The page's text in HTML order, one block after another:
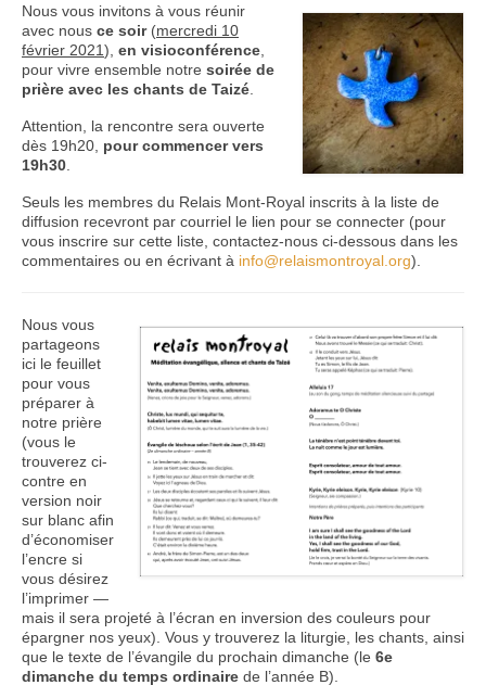
Nous contacter
Nous vous invitons à vous réunir
avec nous ce soir(mercredi 10
février 2021), en visioconférence
pour vivre ensemble notre soirée de
prière avec les chants de Taizé
Attention, la rencontre sera ouverte
dès 19h20, pour commencer vers
19h30
Seuls les membres du Relais Mont-Royal inscrits à la liste de
diffusion recevront par courriel le lien pour se connecter (pour
vous inscrire sur cette liste, contactez-nous ci-dessous dans les
commentaires ou en écrivant à info@relaismontroyal.org).
Nous vous
partageons
ici le feuillet
pour vous
préparer à
notre prière
(vous le
trouverez ci-
contre en
version noir
sur blanc afin
d’économiser
l’encre si
vous désirez
l’imprimer —
mais il sera projeté à l’écran en inversion des couleurs pour
épargner nos yeux). Vous y trouverez la liturgie, les chants, ainsi
que le texte de l’évangile du prochain dimanche (le 6e
dimanche du temps ordinaire de l’année B).